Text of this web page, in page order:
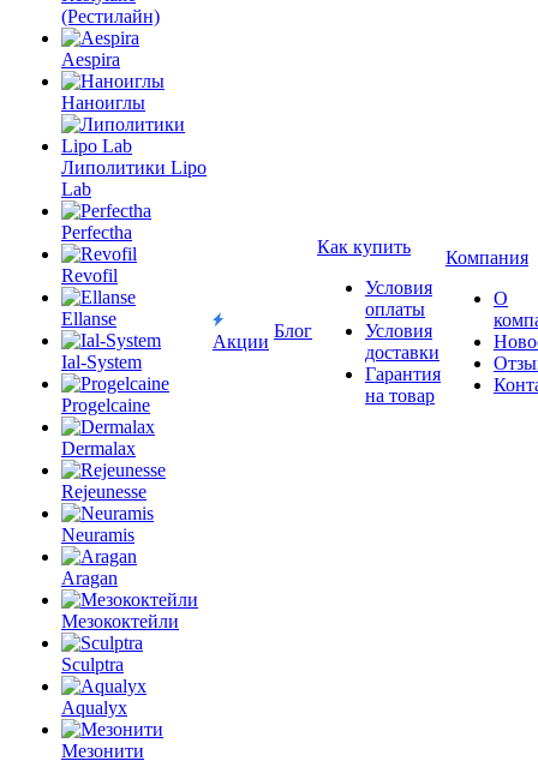
(Рестилайн)
Aespira
Наноиглы
Липолитики Lipo
Lab
Perfectha
Revofil
Ellanse
Ial-System
Progelcaine
Dermalax
Rejeunesse
Neuramis
Aragan
Мезококтейли
Sculptra
Aqualyx
Мезонити
Акции
Блог
Как купить
Условия
оплаты
Условия
доставки
Гарантия
на товар
Компания
О